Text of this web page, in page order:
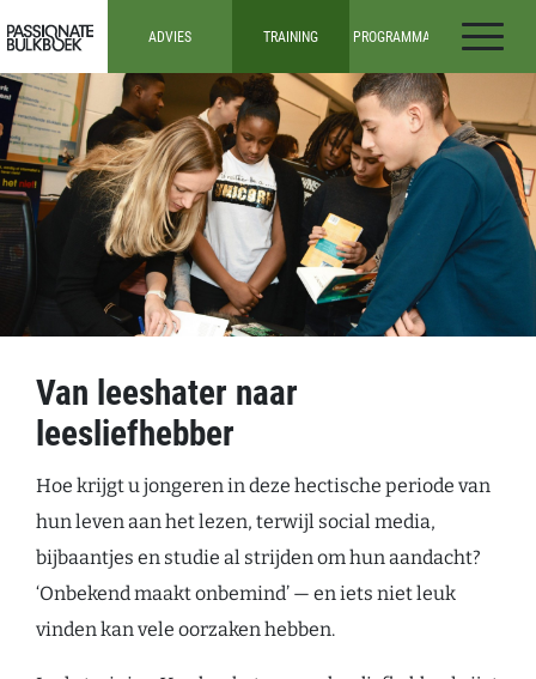
Passionate Bulkboek
ADVIES
ADVIES
DOCENTEN IN HET
VO
DOCENTEN IN HET
MBO
MEDIATHECARISSEN
EN
LEESCONSULENTEN
TEAM- EN
SCHOOLLEIDERS
TRAINING
ALLE TRAININGEN
INSPIRATIESESSIES
WEBINARS
PROGRAMMA’S
ALLE
PROGRAMMA’S
ONDERBOUW
BOVENBOUW
(VO)
Van leeshater naar
leesliefhebber
Hoe krijgt u jongeren in deze hectische periode van
hun leven aan het lezen, terwijl social media,
bijbaantjes en studie al strijden om hun aandacht?
‘Onbekend maakt onbemind’ — en iets niet leuk
vinden kan vele oorzaken hebben.